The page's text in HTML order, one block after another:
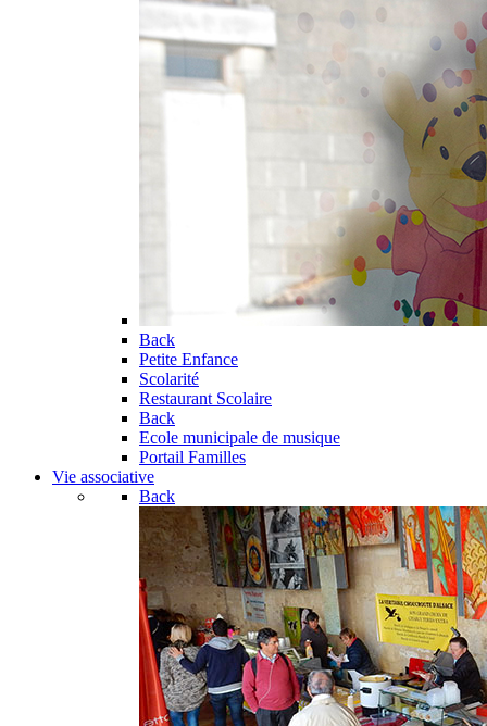
Back
Petite Enfance
Scolarité
Restaurant Scolaire
Back
Ecole municipale de musique
Portail Familles
Vie associative
Back